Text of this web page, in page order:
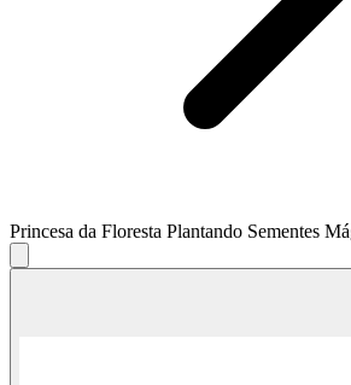
Princesa da Floresta Plantando Sementes